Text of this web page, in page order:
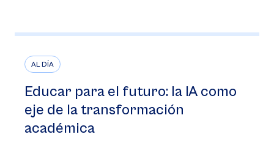
AL DÍA
Educar para el futuro: la IA como
eje de la transformación
académica